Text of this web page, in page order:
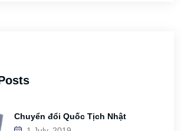
Chuyển đổi Quốc Tịch Nhật